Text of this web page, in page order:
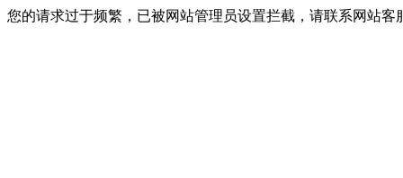
您的请求过于频繁，已被网站管理员设置拦截，请联系网站客